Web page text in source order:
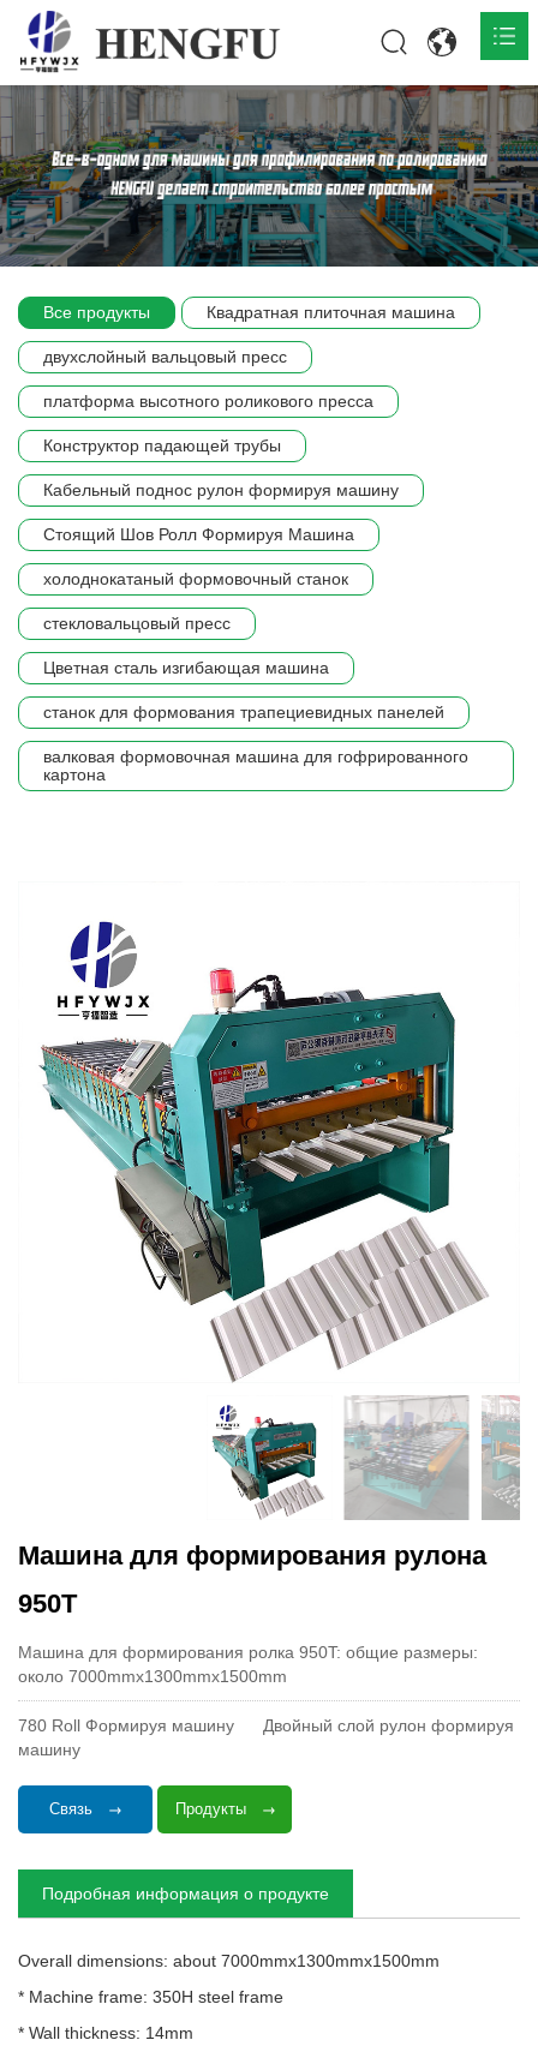
Главная
О нас 
Продукты 
Сцена компании
Все продукты Квадратная плиточная машина
двухслойный вальцовый пресс
платформа высотного роликового пресса
Конструктор падающей трубы
Кабельный поднос рулон формируя машину
Стоящий Шов Ролл Формируя Машина
холоднокатаный формовочный станок
стекловальцовый пресс
Цветная сталь изгибающая машина
станок для формования трапециевидных панелей
валковая формовочная машина для гофрированного
картона
Машина для формирования рулона
950T
Машина для формирования ролка 950T: общие размеры:
около 7000mmx1300mmx1500mm
780 Roll Формируя машину
Двойный слой рулон формируя
машину
Связь Продукты
Подробная информация о продукте
Overall dimensions: about 7000mmx1300mmx1500mm
* Machine frame: 350H steel frame
* Wall thickness: 14mm